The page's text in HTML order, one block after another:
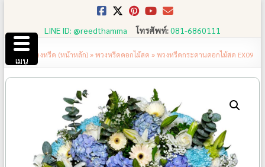
content
LINE ID: @reedthamma โทรศัพท์:081-6860111
ร้านพวงหรีด (หน้าหลัก)»พวงหรีดดอกไม้สด »พวงหรีดกระดานดอกไม้สด EX09
เมนู